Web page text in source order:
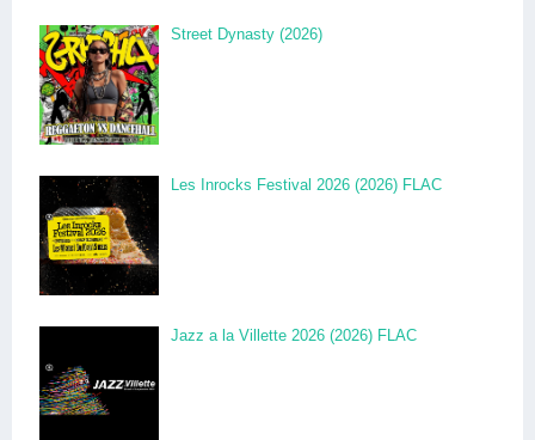
Street Dynasty (2026)
Les Inrocks Festival 2026 (2026) FLAC
Jazz a la Villette 2026 (2026) FLAC